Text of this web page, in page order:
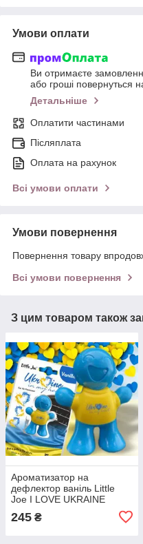
Умови оплати
Ви отримаєте
або гроші повернуться
Детальніше
Оплатити частинами
Післяплата
Оплата на рахунок
Всі умови оплати
Умови повернення
Повернення товару
Всі умови повернення
З цим товаром також
Ароматизатор на
дефлектор ваніль Little
Joe I LOVE UKRAINE
245 ₴